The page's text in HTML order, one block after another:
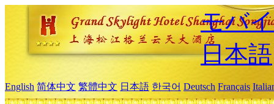
モバ
日本語
English 简体中文 繁體中文 日本語 한국어 Deutsch Français